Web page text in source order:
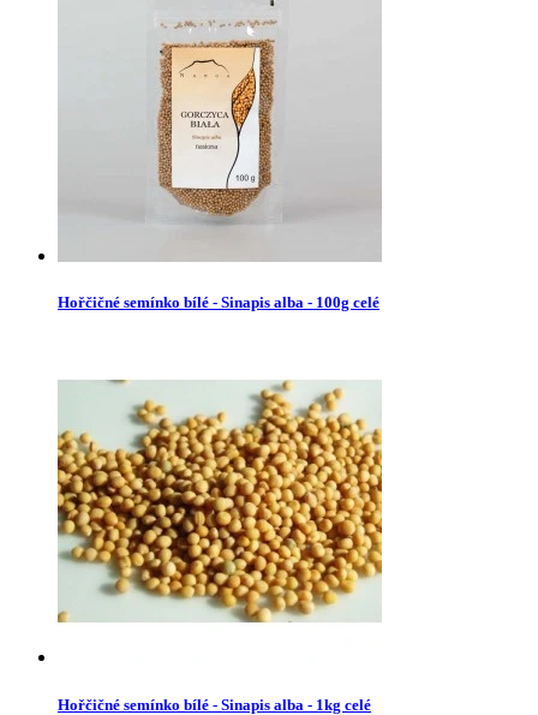
Hořčičné semínko bílé - Sinapis alba - 100g celé
Hořčičné semínko bílé - Sinapis alba - 1kg celé